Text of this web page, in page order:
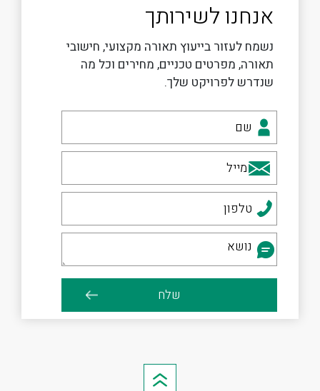
אנחנו לשירותך
נשמח לעזור בייעוץ תאורה מקצועי, חישובי
תאורה, מפרטים טכניים, מחירים וכל מה
שנדרש לפרויקט שלך.